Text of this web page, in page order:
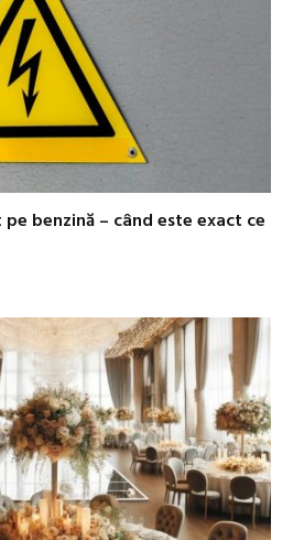
benzină – când este exact ce